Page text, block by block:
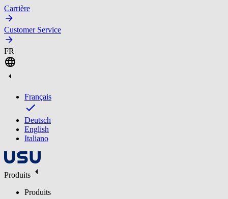
Carrière
Customer Service
FR
Français
Deutsch
English
Italiano
Produits
Produits